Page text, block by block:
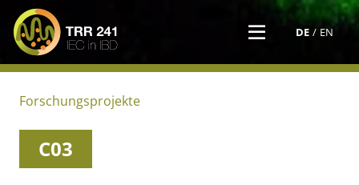
DE EN
Forschungs­projekte
C03